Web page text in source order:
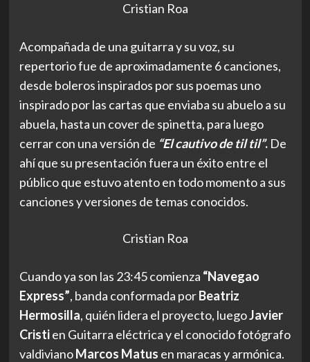
Cristian Roa
Acompañada de una guitarra y su voz, su
repertorio fue de aproximadamente 6 canciones,
desde boleros inspirados por sus poemas uno
inspirado por las cartas que enviaba su abuelo a su
abuela, hasta un cover de spinetta, para luego
cerrar con una versión de “El cautivo de til til”. De
ahí que su presentación fuera un éxito entre el
público que estuvo atento en todo momento a sus
canciones y versiones de temas conocidos.
Cristian Roa
Cuando ya son las 23:45 comienza “Navegao
Express”, banda conformada porBeatriz
Hermosilla, quién lidera el proyecto, luegoJavier
Cristien Guitarra eléctrica y el conocido fotógrafo
valdivianoMarcos Matus en maracas y armónica.